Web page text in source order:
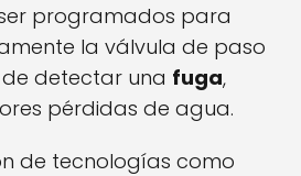
programados para
la válvula de paso
detectar una fuga,
pérdidas de agua.
de tecnologías como